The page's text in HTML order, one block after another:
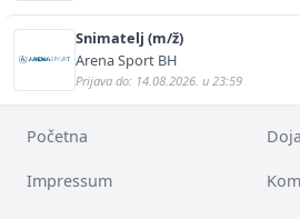
Snimatelj (m/ž)
Arena Sport BH
Prijava do: 14.08.2026. u 23:59
Početna
Impressum